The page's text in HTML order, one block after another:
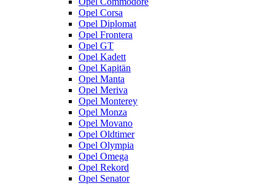
Opel Corsa
Opel Diplomat
Opel Frontera
Opel GT
Opel Kadett
Opel Kapitän
Opel Manta
Opel Meriva
Opel Monterey
Opel Monza
Opel Movano
Opel Oldtimer
Opel Olympia
Opel Omega
Opel Rekord
Opel Senator